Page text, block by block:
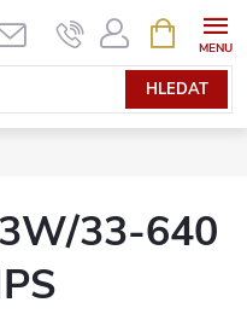
HLEDAT
NÁKUPNÍ
KOŠÍK
33-640